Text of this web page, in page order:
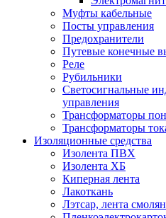
Муфты кабельные
Посты управления
Предохранители
Путевые конечные
Реле
Рубильники
Светосигнальные
управления
Трансформаторы
Трансформаторы
Изоляционные средства
Изолента ПВХ
Изолента ХБ
Киперная лента
Лакоткань
Лэтсар, лента